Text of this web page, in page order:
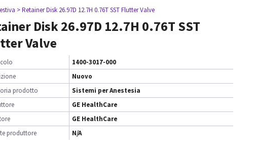
> Retainer Disk 26.97D 12.7H 0.76T SST Flutter Valve
Disk 26.97D 12.7H 0.76T SST
Valve
1400-3017-000
Nuovo
prodotto
Sistemi per Anestesia
GE HealthCare
GE HealthCare
produttore
N/A